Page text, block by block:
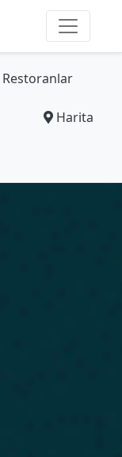
Restoranlar
Harita